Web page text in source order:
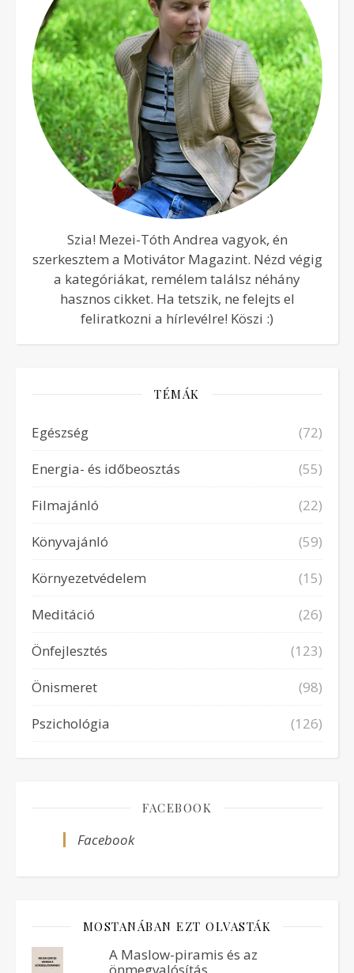
Szia! Mezei-Tóth Andrea vagyok, én
szerkesztem a Motivátor Magazint. Nézd végig
a kategóriákat, remélem találsz néhány
hasznos cikket. Ha tetszik, ne felejts el
feliratkozni a hírlevélre! Köszi :)
TÉMÁK
Egészség
(72)
Energia- és időbeosztás
(55)
Filmajánló
(22)
Könyvajánló
(59)
Környezetvédelem
(15)
Meditáció
(26)
Önfejlesztés
(123)
Önismeret
(98)
Pszichológia
(126)
FACEBOOK
Facebook
MOSTANÁBAN EZT OLVASTÁK
A Maslow-piramis és az